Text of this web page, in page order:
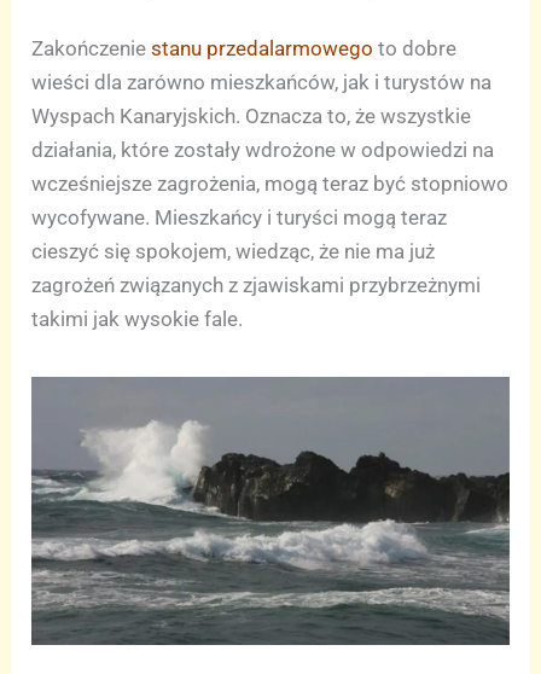
Zakończeniestanu przedalarmowego to dobre
wieści dla zarówno mieszkańców, jak i turystów na
Wyspach Kanaryjskich. Oznacza to, że wszystkie
działania, które zostały wdrożone w odpowiedzi na
wcześniejsze zagrożenia, mogą teraz być stopniowo
wycofywane. Mieszkańcy i turyści mogą teraz
cieszyć się spokojem, wiedząc, że nie ma już
zagrożeń związanych z zjawiskami przybrzeżnymi
takimi jak wysokie fale.